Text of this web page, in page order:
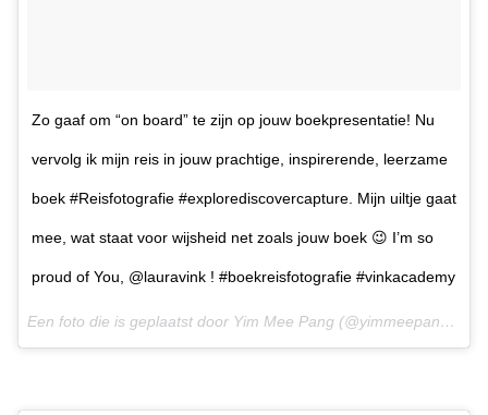
Zo gaaf om “on board” te zijn op jouw boekpresentatie! Nu
vervolg ik mijn reis in jouw prachtige, inspirerende, leerzame
boek #Reisfotografie #explorediscovercapture. Mijn uiltje gaat
mee, wat staat voor wijsheid net zoals jouw boek 😉 I’m so
proud of You, @lauravink ! #boekreisfotografie #vinkacademy
Een foto die is geplaatst door Yim Mee Pang (@yimmeepang) op